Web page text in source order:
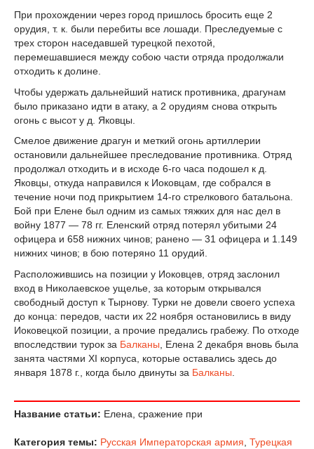
При прохождении через город пришлось бросить еще 2
орудия, т. к. были перебиты все лошади. Преследуемые с
трех сторон наседавшей турецкой пехотой,
перемешавшиеся между собою части отряда продолжали
отходить к долине.
Чтобы удержать дальнейший натиск противника, драгунам
было приказано идти в атаку, а 2 орудиям снова открыть
огонь с высот у д. Яковцы.
Смелое движение драгун и меткий огонь артиллерии
остановили дальнейшее преследование противника. Отряд
продолжал отходить и в исходе 6-го часа подошел к д.
Яковцы, откуда направился к Иоковцам, где собрался в
течение ночи под прикрытием 14-го стрелкового батальона.
Бой при Елене был одним из самых тяжких для нас дел в
войну 1877 — 78 гг. Еленский отряд потерял убитыми 24
офицера и 658 нижних чинов; ранено — 31 офицера и 1.149
нижних чинов; в бою потеряно 11 орудий.
Расположившись на позиции у Иоковцев, отряд заслонил
вход в Николаевское ущелье, за которым открывался
свободный доступ к Тырнову. Турки не довели своего успеха
до конца: передов, части их 22 ноября остановились в виду
Иоковецкой позиции, а прочие предались грабежу. По отходе
впоследствии турок за Балканы , Елена 2 декабря вновь была
занята частями XI корпуса, которые оставались здесь до
января 1878 г., когда было двинуты за Балканы
Название статьи: Елена, сражение при
Категория темы: Русская Императорская армия Турецкая